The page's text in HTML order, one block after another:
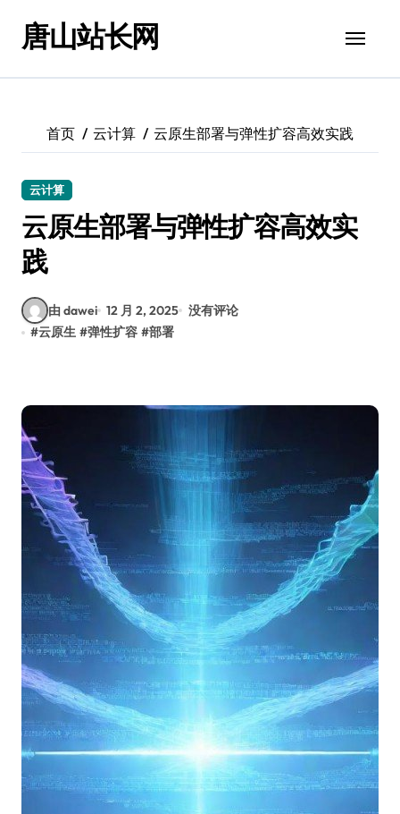
唐山站长网
首页 云计算 云原生部署与弹性扩容高效实践
云计算
云原生部署与弹性扩容高效实
践
由 dawei 12 月 2, 2025 没有评论
#云原生 #弹性扩容 #部署